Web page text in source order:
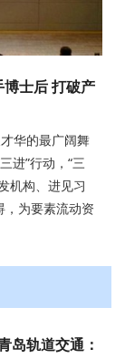
士后 打破产
华的最广阔舞
进”行动，“三
机构、进见习
，为要素流动资
岛轨道交通：